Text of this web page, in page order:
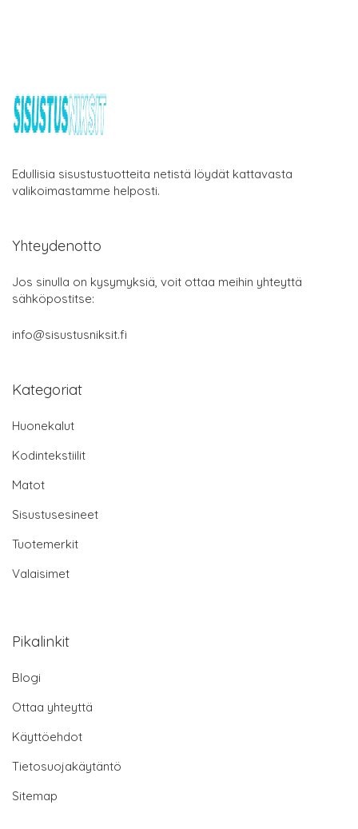
Edullisia sisustustuotteita netistä löydät kattavasta
valikoimastamme helposti.
Yhteydenotto
Jos sinulla on kysymyksiä, voit ottaa meihin yhteyttä
sähköpostitse:
info@sisustusniksit.fi
Kategoriat
Huonekalut
Kodintekstiilit
Matot
Sisustusesineet
Tuotemerkit
Valaisimet
Pikalinkit
Blogi
Ottaa yhteyttä
Käyttöehdot
Tietosuojakäytäntö
Sitemap